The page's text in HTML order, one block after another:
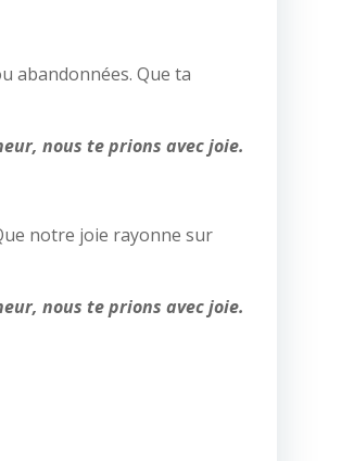
abandonnées. Que ta
nous te prions avec joie.
notre joie rayonne sur
nous te prions avec joie.